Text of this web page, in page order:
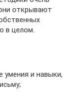
открывают
в целом.
умения и навыки,